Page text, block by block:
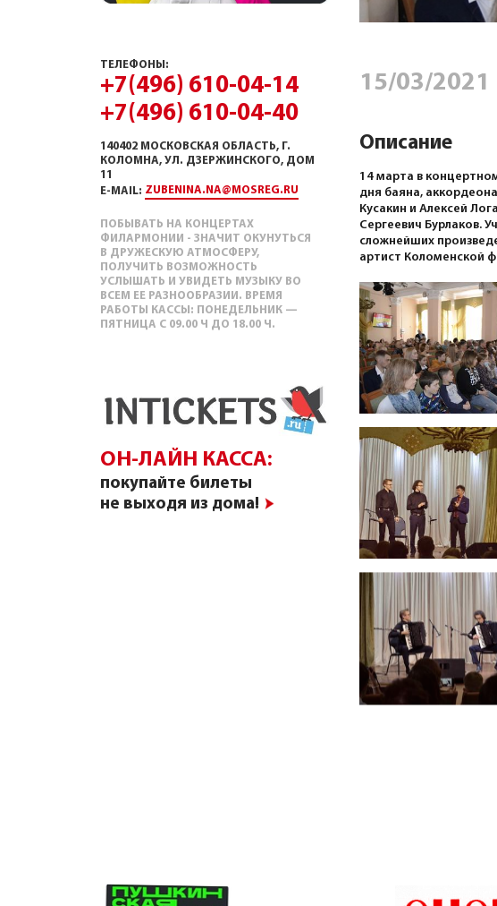
15/03/2021
Описание
14 марта в
дня баяна,
Кусакин и Алексей
Сергеевич Бурлаков.
сложнейших
артист Коломенской
ТЕЛЕФОНЫ:
+7(496) 610-04-14
+7(496) 610-04-40
140402 МОСКОВСКАЯ ОБЛАСТЬ, Г.
КОЛОМНА, УЛ. ДЗЕРЖИНСКОГО, ДОМ
11
E-MAIL: ZUBENINA.NA@MOSREG.RU
ПОБЫВАТЬ НА КОНЦЕРТАХ
ФИЛАРМОНИИ - ЗНАЧИТ ОКУНУТЬСЯ
В ДРУЖЕСКУЮ АТМОСФЕРУ,
ПОЛУЧИТЬ ВОЗМОЖНОСТЬ
УСЛЫШАТЬ И УВИДЕТЬ МУЗЫКУ ВО
ВСЕМ ЕЕ РАЗНООБРАЗИИ. ВРЕМЯ
РАБОТЫ КАССЫ: ПОНЕДЕЛЬНИК —
ПЯТНИЦА С 09.00 Ч ДО 18.00 Ч.
ОН-ЛАЙН КАССА:
покупайте билеты
не выходя из дома!